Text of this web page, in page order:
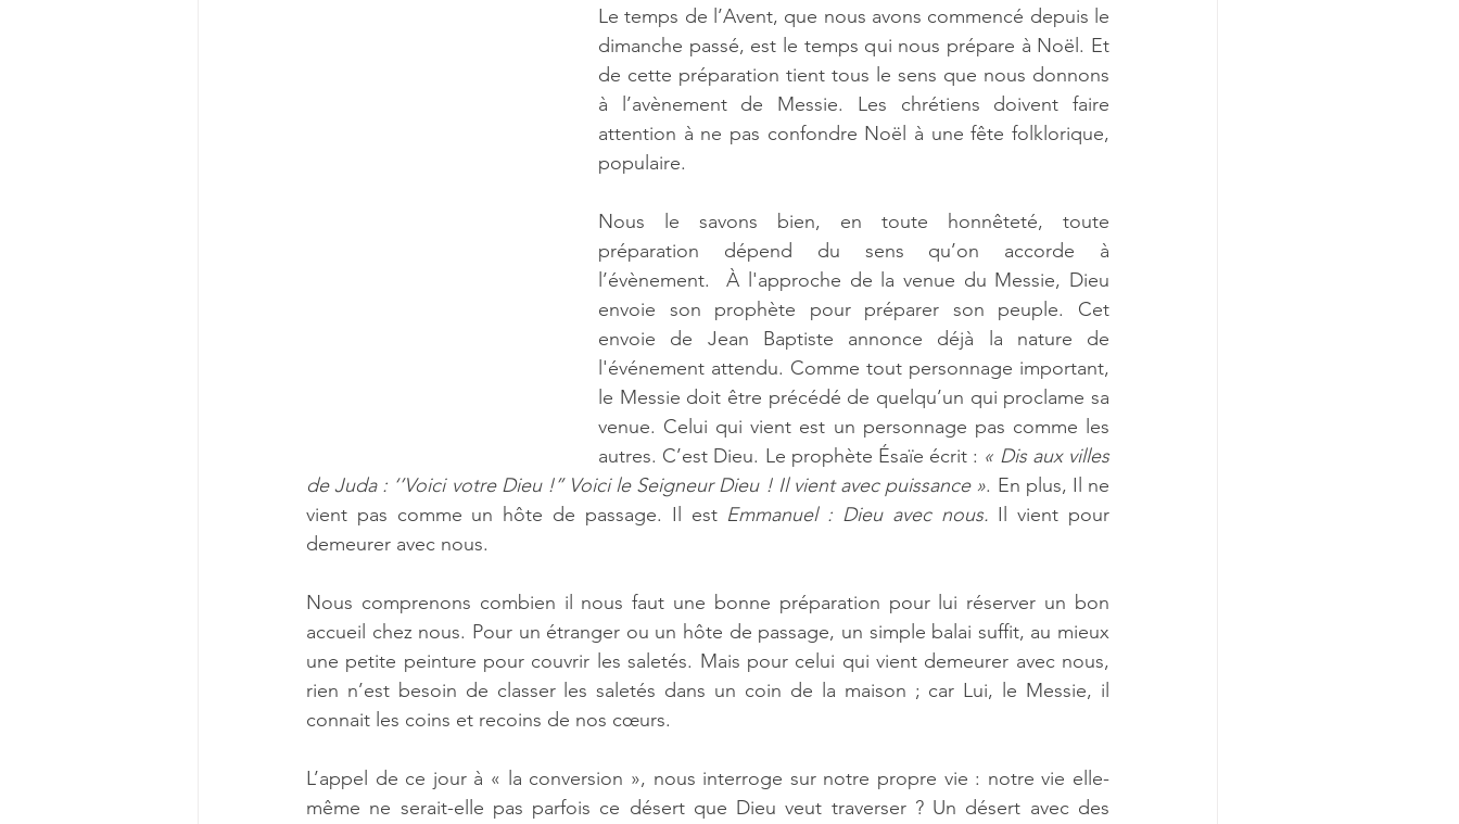
Le temps de l’Avent, que nous avons commencé depuis le
dimanche passé, est le temps qui nous prépare à Noël. Et
de cette préparation tient tous le sens que nous donnons
à l’avènement de Messie. Les chrétiens doivent faire
attention à ne pas confondre Noël à une fête folklorique,
populaire.
Nous le savons bien, en toute honnêteté, toute
préparation dépend du sens qu’on accorde à
l’évènement.  À l'approche de la venue du Messie, Dieu
envoie son prophète pour préparer son peuple. Cet
envoie de Jean Baptiste annonce déjà la nature de
l'événement attendu. Comme tout personnage important,
le Messie doit être précédé de quelqu’un qui proclame sa
venue. Celui qui vient est un personnage pas comme les
autres. C’est Dieu. Le prophète Ésaïe écrit : « Dis aux villes
de Juda : ‘’Voici votre Dieu !’’ Voici le Seigneur Dieu ! Il vient avec puissance ». En plus, Il ne
vient pas comme un hôte de passage. Il est Emmanuel : Dieu avec nous. Il vient pour
demeurer avec nous.
Nous comprenons combien il nous faut une bonne préparation pour lui réserver un bon
accueil chez nous. Pour un étranger ou un hôte de passage, un simple balai suffit, au mieux
une petite peinture pour couvrir les saletés. Mais pour celui qui vient demeurer avec nous,
rien n’est besoin de classer les saletés dans un coin de la maison ; car Lui, le Messie, il
connait les coins et recoins de nos cœurs.
L’appel de ce jour à « la conversion », nous interroge sur notre propre vie : notre vie elle-
même ne serait-elle pas parfois ce désert que Dieu veut traverser ? Un désert avec des